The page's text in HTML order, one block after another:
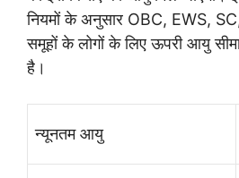
नियमों के अनुसार OBC, EWS,
समूहों के लोगों के लिए ऊपरी आयु
है।
न्यूनतम आयु